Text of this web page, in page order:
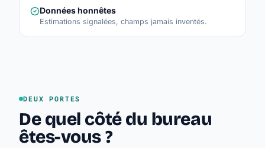
Données honnêtes
Estimations signalées, champs jamais inventés.
DEUX PORTES
De quel côté du bureau
êtes-vous ?